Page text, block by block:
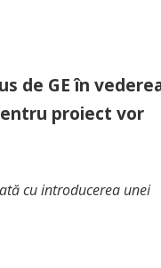
de GE în
proiect vor
cu introducerea unei